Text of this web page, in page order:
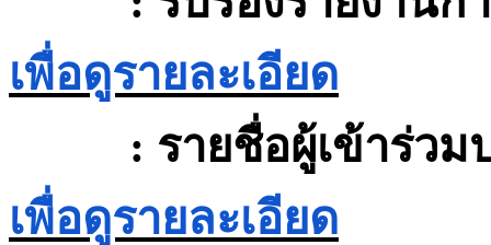
เพื่อดูรายละเอียด
: รายชื่อผู้เข้าร่วม
เพื่อดูรายละเอียด